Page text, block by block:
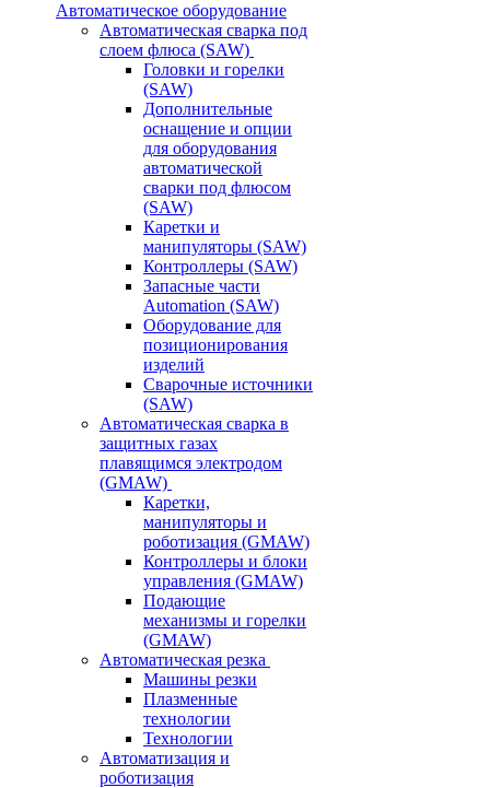
Автоматическое оборудование
Автоматическая сварка под
слоем флюса (SAW)
Головки и горелки
(SAW)
Дополнительные
оснащение и опции
для оборудования
автоматической
сварки под флюсом
(SAW)
Каретки и
манипуляторы (SAW)
Контроллеры (SAW)
Запасные части
Automation (SAW)
Оборудование для
позиционирования
изделий
Сварочные источники
(SAW)
Автоматическая сварка в
защитных газах
плавящимся электродом
(GMAW)
Каретки,
манипуляторы и
роботизация (GMAW)
Контроллеры и блоки
управления (GMAW)
Подающие
механизмы и горелки
(GMAW)
Автоматическая резка
Машины резки
Плазменные
технологии
Технологии
Автоматизация и
роботизация